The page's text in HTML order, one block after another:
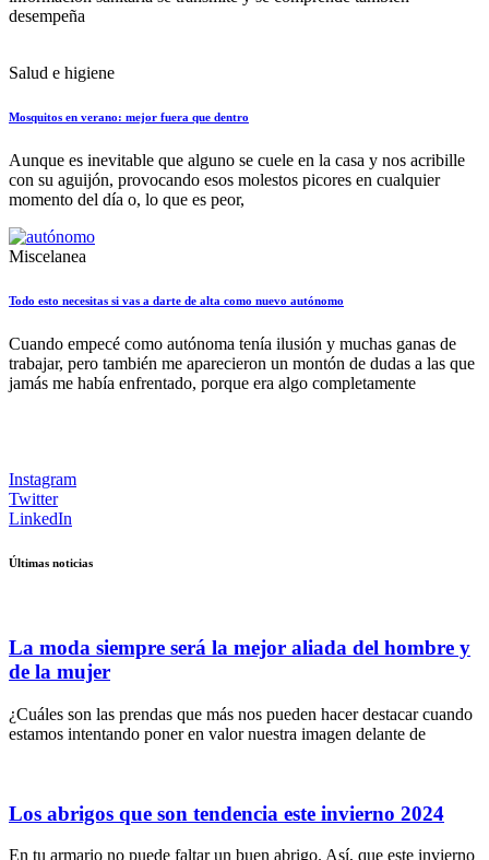
desempeña
Salud e higiene
Mosquitos en verano: mejor fuera que dentro
Aunque es inevitable que alguno se cuele en la casa y nos acribille
con su aguijón, provocando esos molestos picores en cualquier
momento del día o, lo que es peor,
Miscelanea
Todo esto necesitas si vas a darte de alta como nuevo autónomo
Cuando empecé como autónoma tenía ilusión y muchas ganas de
trabajar, pero también me aparecieron un montón de dudas a las que
jamás me había enfrentado, porque era algo completamente
Instagram
Twitter
LinkedIn
Últimas noticias
La moda siempre será la mejor aliada del hombre y
de la mujer
¿Cuáles son las prendas que más nos pueden hacer destacar cuando
estamos intentando poner en valor nuestra imagen delante de
Los abrigos que son tendencia este invierno 2024
En tu armario no puede faltar un buen abrigo. Así, que este invierno